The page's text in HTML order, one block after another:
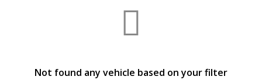
Not found any vehicle based on your filter